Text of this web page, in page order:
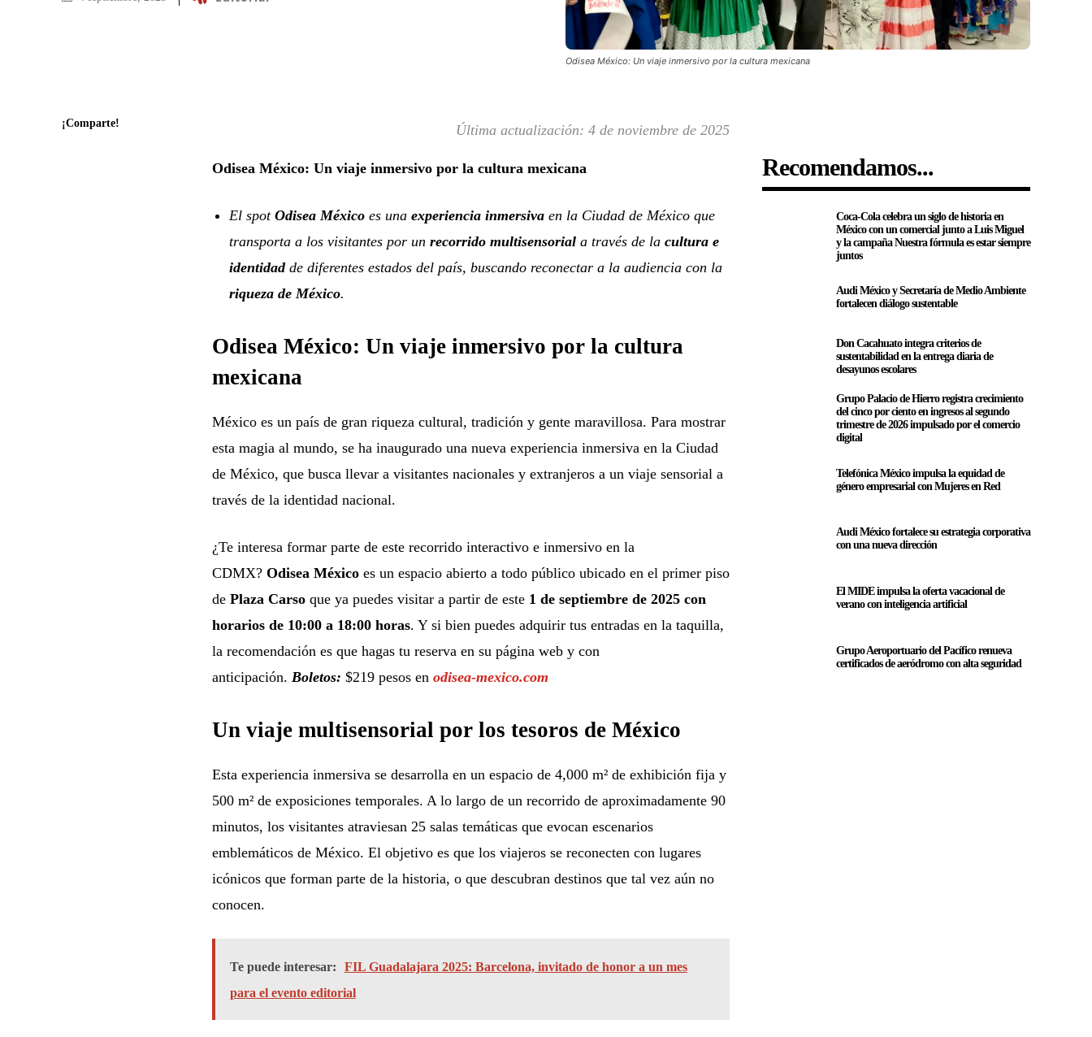
Odisea México: Un viaje inmersivo por la cultura mexicana
¡Comparte! Última actualización:4 de noviembre de 2025
Odisea México: Un viaje inmersivo por la cultura mexicana
El spot Odisea Méxicoes una experiencia inmersivaen la Ciudad de México que
transporta a los visitantes por un recorrido multisensoriala través de la cultura e
identidadde diferentes estados del país, buscando reconectar a la audiencia con la
riqueza de México.
Odisea México: Un viaje inmersivo por la cultura
mexicana
México es un país de gran riqueza cultural, tradición y gente maravillosa. Para mostrar
esta magia al mundo, se ha inaugurado una nueva experiencia inmersiva en la Ciudad
de México, que busca llevar a visitantes nacionales y extranjeros a un viaje sensorial a
través de la identidad nacional.
¿Te interesa formar parte de este recorrido interactivo e inmersivo en la
CDMX? Odisea Méxicoes un espacio abierto a todo público ubicado en el primer piso
de Plaza Carsoque ya puedes visitar a partir de este 1 de septiembre de 2025 con
horarios de 10:00 a 18:00 horas. Y si bien puedes adquirir tus entradas en la taquilla,
la recomendación es que hagas tu reserva en su página web y con
anticipación. Boletos: $219 pesos en odisea-mexico.com
Un viaje multisensorial por los tesoros de México
Esta experiencia inmersiva se desarrolla en un espacio de 4,000 m² de exhibición fija y
500 m² de exposiciones temporales. A lo largo de un recorrido de aproximadamente 90
minutos, los visitantes atraviesan 25 salas temáticas que evocan escenarios
emblemáticos de México. El objetivo es que los viajeros se reconecten con lugares
icónicos que forman parte de la historia, o que descubran destinos que tal vez aún no
conocen.
Te puede interesar:
FIL Guadalajara 2025: Barcelona, invitado de honor a un mes
para el evento editorial
Recomendamos...
Coca-Cola celebra un siglo de historia en
México con un comercial junto a Luis Miguel
y la campaña Nuestra fórmula es estar siempre
juntos
Audi México y Secretaría de Medio Ambiente
fortalecen diálogo sustentable
Don Cacahuato integra criterios de
sustentabilidad en la entrega diaria de
desayunos escolares
Grupo Palacio de Hierro registra crecimiento
del cinco por ciento en ingresos al segundo
trimestre de 2026 impulsado por el comercio
digital
Telefónica México impulsa la equidad de
género empresarial con Mujeres en Red
Audi México fortalece su estrategia corporativa
con una nueva dirección
El MIDE impulsa la oferta vacacional de
verano con inteligencia artificial
Grupo Aeroportuario del Pacífico renueva
certificados de aeródromo con alta seguridad